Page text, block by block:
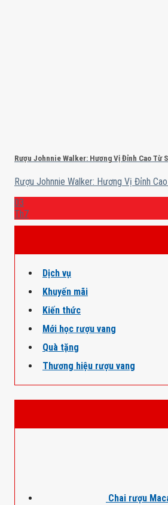
Rượu Johnnie Walker: Hương Vị Đỉnh Cao Từ
Rượu Johnnie Walker: Hương Vị Đỉnh
03
Th7
Dịch vụ
Khuyến mãi
Kiến thức
Mới học rượu vang
Quà tặng
Thương hiệu rượu vang
Chai rượu